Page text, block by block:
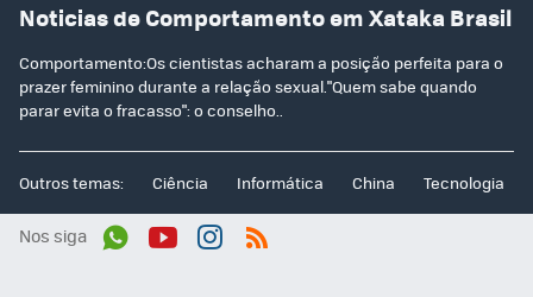
Noticias de Comportamento em Xataka Brasil
Comportamento:Os cientistas acharam a posição perfeita para o
prazer feminino durante a relação sexual."Quem sabe quando
parar evita o fracasso": o conselho..
Outros temas: Ciência Informática China Tecnologia
Nos siga